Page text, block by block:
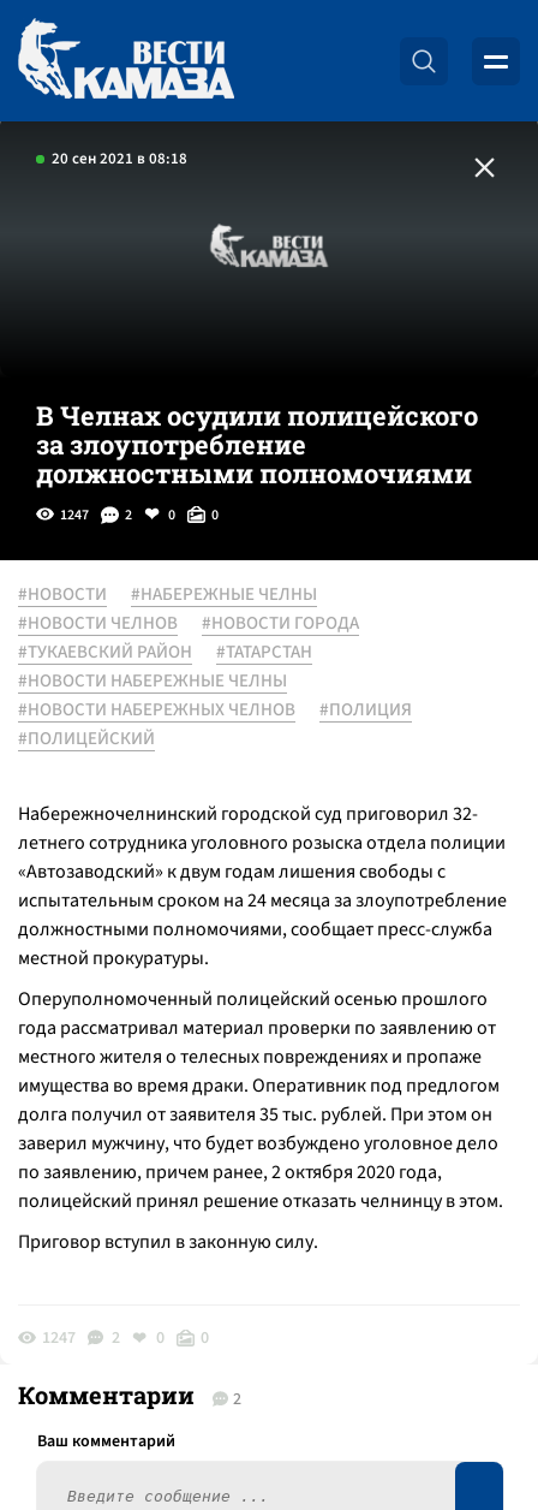
20 сен 2021 в 08:18
В Челнах осудили полицейского
за злоупотребление
должностными полномочиями
1247 2 0 0
#НОВОСТИ
#НАБЕРЕЖНЫЕ ЧЕЛНЫ
#НОВОСТИ ЧЕЛНОВ
#НОВОСТИ ГОРОДА
#ТУКАЕВСКИЙ РАЙОН
#ТАТАРСТАН
#НОВОСТИ НАБЕРЕЖНЫЕ ЧЕЛНЫ
#НОВОСТИ НАБЕРЕЖНЫХ ЧЕЛНОВ
#ПОЛИЦИЯ
#ПОЛИЦЕЙСКИЙ
Набережночелнинский городской суд приговорил 32-
летнего сотрудника уголовного розыска отдела полиции
«Автозаводский» к двум годам лишения свободы с
испытательным сроком на 24 месяца за злоупотребление
должностными полномочиями, сообщает пресс-служба
местной прокуратуры.
Оперуполномоченный полицейский осенью прошлого
года рассматривал материал проверки по заявлению от
местного жителя о телесных повреждениях и пропаже
имущества во время драки. Оперативник под предлогом
долга получил от заявителя 35 тыс. рублей. При этом он
заверил мужчину, что будет возбуждено уголовное дело
по заявлению, причем ранее, 2 октября 2020 года,
полицейский принял решение отказать челнинцу в этом.
Приговор вступил в законную силу.
1247 2 0 0
Комментарии 2